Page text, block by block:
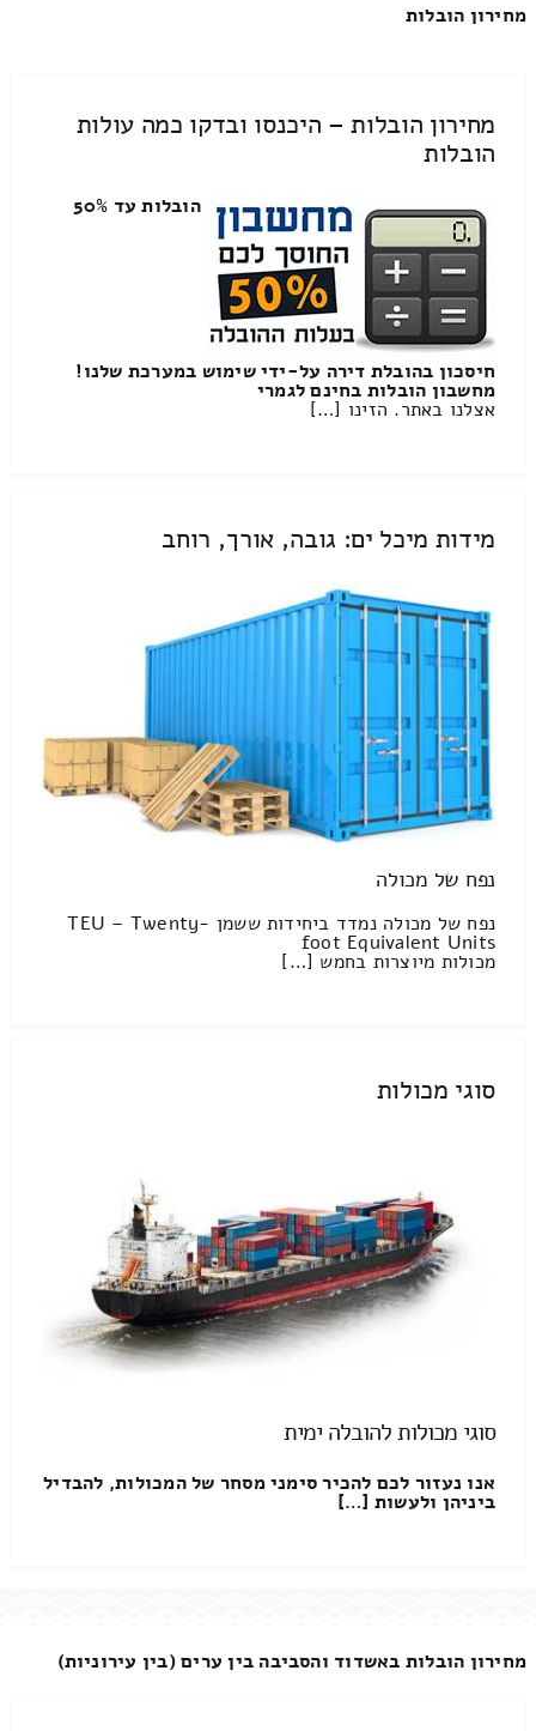
מחירון הובלות
מחירון הובלות – היכנסו ובדקו כמה עולות
הובלות
הובלות עד 50%
חיסכון בהובלת דירה על-ידי שימוש במערכת שלנו!
מחשבון הובלות בחינם לגמרי
אצלנו באתר. הזינו […]
מידות מיכל ים: גובה, אורך, רוחב
נפח של מכולה
נפח של מכולה נמדד ביחידות ששמן TEU – Twenty-
foot Equivalent Units
מכולות מיוצרות בחמש […]
סוגי מכולות
סוגי מכולות להובלה ימית
אנו נעזור לכם להכיר סימני מסחר של המכולות, להבדיל
ביניהן ולעשות […]
מחירון הובלות באשדוד והסביבה בין ערים (בין עירוניות)